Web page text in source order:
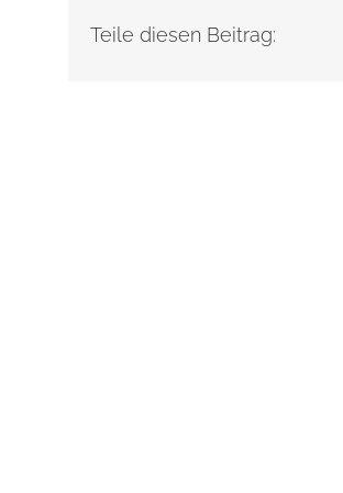
Teile diesen Beitrag: